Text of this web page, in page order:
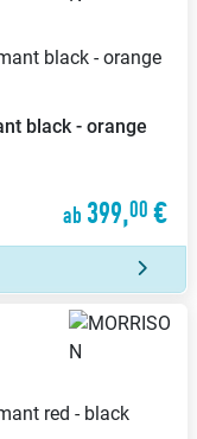
black - orange
ab 399,00 €